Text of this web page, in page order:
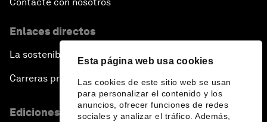
Esta página web usa cookies
Las cookies de este sitio web se usan
para personalizar el contenido y los
anuncios, ofrecer funciones de redes
sociales y analizar el tráfico. Además,
Contacte con nosotros
Enlaces directos
La sostenibilidad en el Foro
Carreras profesionales
Ediciones en otros idiomas